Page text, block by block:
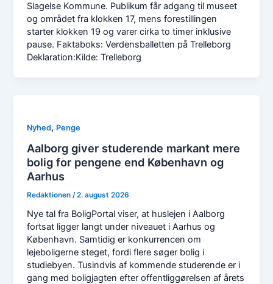
Slagelse Kommune. Publikum får adgang til museet
og området fra klokken 17, mens forestillingen
starter klokken 19 og varer cirka to timer inklusive
pause. Faktaboks: Verdensballetten på Trelleborg
Deklaration:Kilde: Trelleborg
Nyhed, Penge
Aalborg giver studerende markant mere
bolig for pengene end København og
Aarhus
Redaktionen /2. august 2026
Nye tal fra BoligPortal viser, at huslejen i Aalborg
fortsat ligger langt under niveauet i Aarhus og
København. Samtidig er konkurrencen om
lejeboligerne steget, fordi flere søger bolig i
studiebyen. Tusindvis af kommende studerende er i
gang med boligjagten efter offentliggørelsen af årets